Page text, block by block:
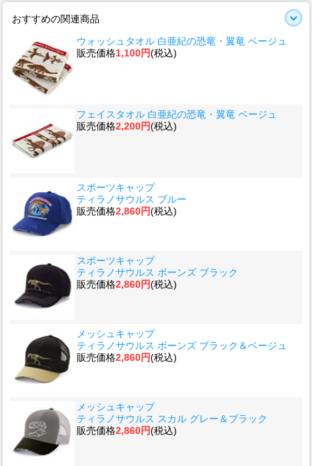
おすすめの関連商品
ウォッシュタオル 白亜紀の恐竜・翼竜 ベージュ
販売価格1,100円(税込)
フェイスタオル 白亜紀の恐竜・翼竜 ベージュ
販売価格2,200円(税込)
スポーツキャップ
ティラノサウルス ブルー
販売価格2,860円(税込)
スポーツキャップ
ティラノサウルス ボーンズ ブラック
販売価格2,860円(税込)
メッシュキャップ
ティラノサウルス ボーンズ ブラック＆ベージュ
販売価格2,860円(税込)
メッシュキャップ
ティラノサウルス スカル グレー＆ブラック
販売価格2,860円(税込)